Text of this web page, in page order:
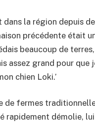
dans la région depuis
précédente était
beaucoup de
assez grand pour
chien Loki.’
de fermes
rapidement démolie,